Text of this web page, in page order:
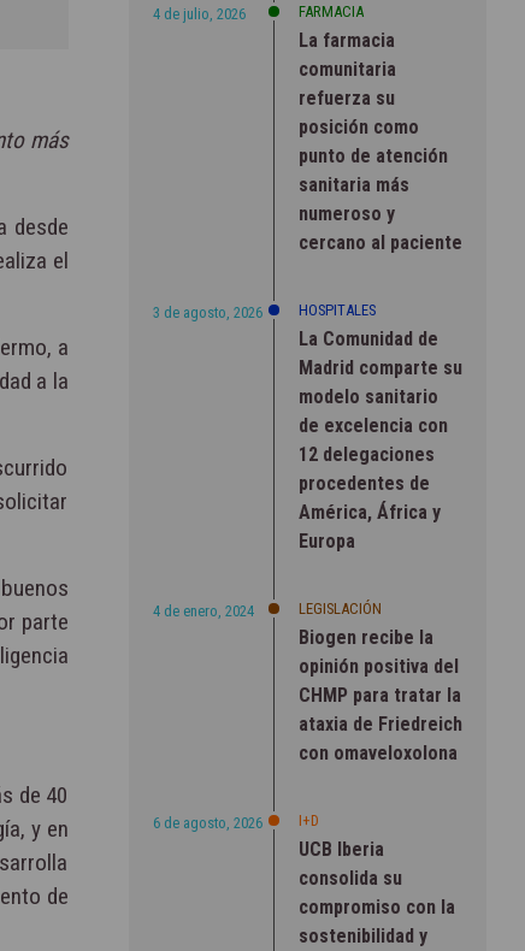
más
desde
el
a
a la
parte
de 40
y en
de
4 de julio, 2026 FARMACIA
La farmacia
comunitaria
refuerza su
posición como
punto de atención
sanitaria más
numeroso y
cercano al paciente
3 de agosto, 2026 HOSPITALES
La Comunidad de
Madrid comparte su
modelo sanitario
de excelencia con
12 delegaciones
procedentes de
América, África y
Europa
4 de enero, 2024 LEGISLACIÓN
Biogen recibe la
opinión positiva del
CHMP para tratar la
ataxia de Friedreich
con omaveloxolona
6 de agosto, 2026 I+D
UCB Iberia
consolida su
compromiso con la
sostenibilidad y